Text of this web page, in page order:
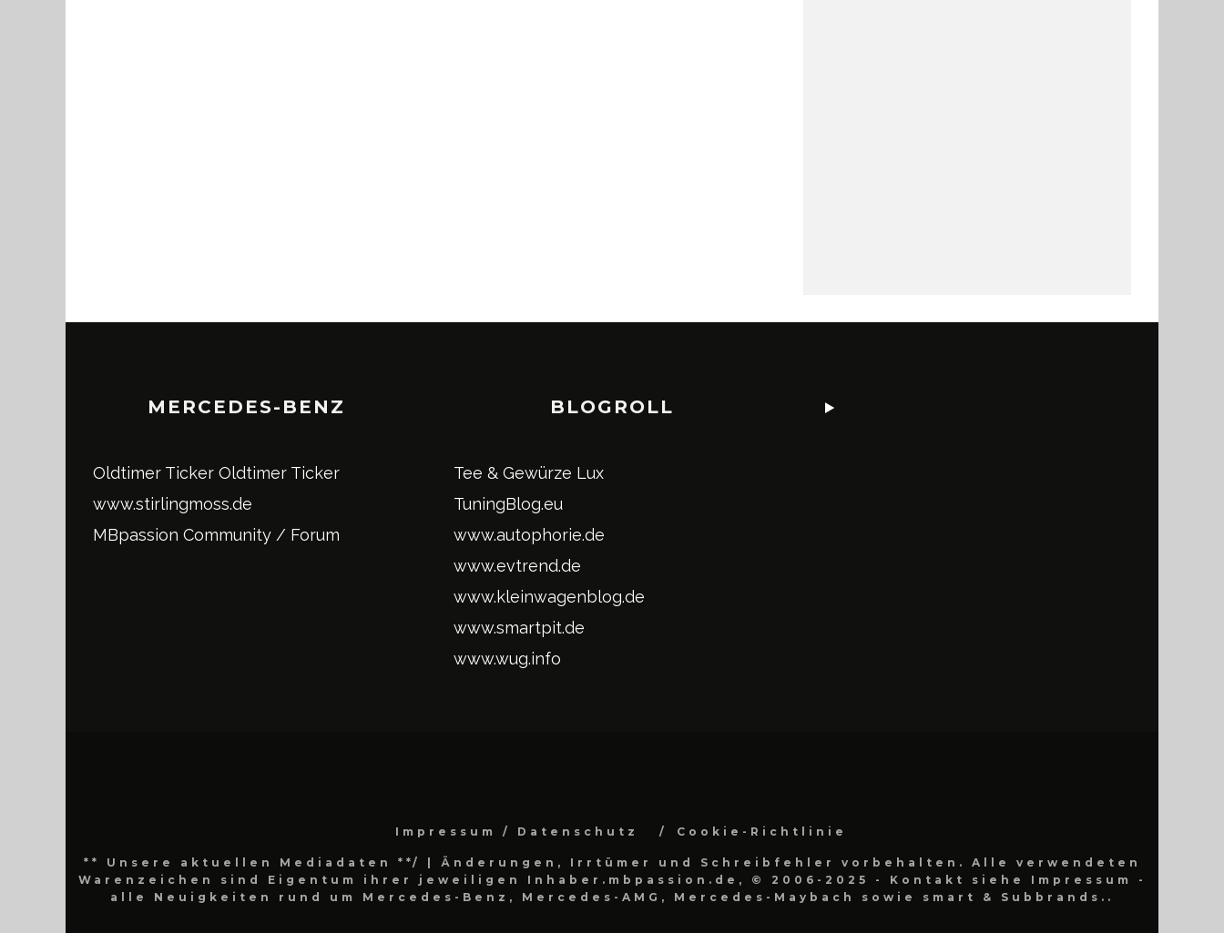
MERCEDES-BENZ
Oldtimer Ticker Oldtimer Ticker
www.stirlingmoss.de
MBpassion Community / Forum
BLOGROLL
Tee & Gewürze Lux
TuningBlog.eu
www.autophorie.de
www.evtrend.de
www.kleinwagenblog.de
www.smartpit.de
www.wug.info
Impressum / Datenschutz Cookie-Richtlinie
** Unsere aktuellen Mediadaten **/
| Änderungen, Irrtümer und Schreibfehler vorbehalten. Alle verwendeten
Warenzeichen sind Eigentum ihrer jeweiligen Inhaber.mbpassion.de, © 2006-2025 - Kontakt siehe Impressum -
alle Neuigkeiten rund um Mercedes-Benz, Mercedes-AMG, Mercedes-Maybach sowie smart & Subbrands..